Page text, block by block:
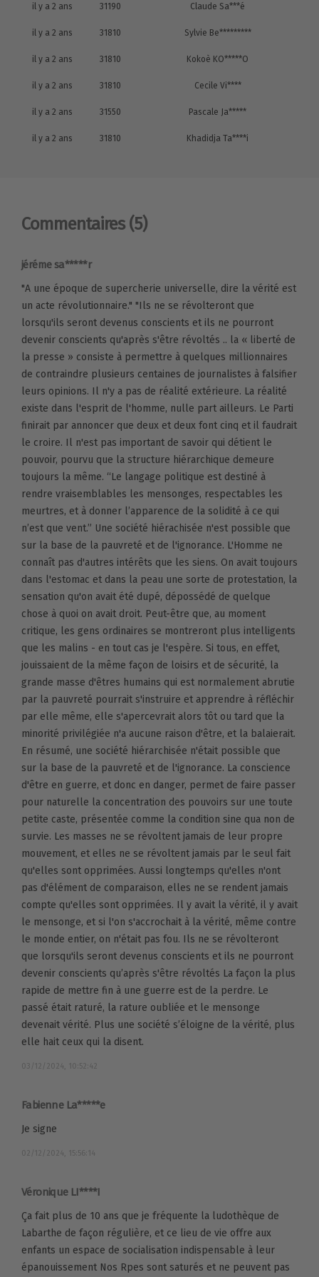
il y a 2 ans 31190 Claude Sa***é
il y a 2 ans 31810 Sylvie Be*********
il y a 2 ans 31810 Kokoè KO*****O
il y a 2 ans 31810 Cecile Vi****
il y a 2 ans 31550 Pascale Ja*****
il y a 2 ans 31810 Khadidja Ta****i
Commentaires (5)
jéréme sa*****r
"A une époque de supercherie universelle, dire la vérité est
un acte révolutionnaire." "Ils ne se révolteront que
lorsqu'ils seront devenus conscients et ils ne pourront
devenir conscients qu'après s'être révoltés .. la « liberté de
la presse » consiste à permettre à quelques millionnaires
de contraindre plusieurs centaines de journalistes à falsifier
leurs opinions. Il n'y a pas de réalité extérieure. La réalité
existe dans l'esprit de l'homme, nulle part ailleurs. Le Parti
finirait par annoncer que deux et deux font cinq et il faudrait
le croire. Il n'est pas important de savoir qui détient le
pouvoir, pourvu que la structure hiérarchique demeure
toujours la même. “Le langage politique est destiné à
rendre vraisemblables les mensonges, respectables les
meurtres, et à donner l’apparence de la solidité à ce qui
n’est que vent.” Une société hiérachisée n'est possible que
sur la base de la pauvreté et de l'ignorance. L'Homme ne
connaît pas d'autres intérêts que les siens. On avait toujours
dans l'estomac et dans la peau une sorte de protestation, la
sensation qu'on avait été dupé, dépossédé de quelque
chose à quoi on avait droit. Peut-être que, au moment
critique, les gens ordinaires se montreront plus intelligents
que les malins - en tout cas je l'espère. Si tous, en effet,
jouissaient de la même façon de loisirs et de sécurité, la
grande masse d'êtres humains qui est normalement abrutie
par la pauvreté pourrait s'instruire et apprendre à réfléchir
par elle même, elle s'apercevrait alors tôt ou tard que la
minorité privilégiée n'a aucune raison d'être, et la balaierait.
En résumé, une société hiérarchisée n'était possible que
sur la base de la pauvreté et de l'ignorance. La conscience
d'être en guerre, et donc en danger, permet de faire passer
pour naturelle la concentration des pouvoirs sur une toute
petite caste, présentée comme la condition sine qua non de
survie. Les masses ne se révoltent jamais de leur propre
mouvement, et elles ne se révoltent jamais par le seul fait
qu'elles sont opprimées. Aussi longtemps qu'elles n'ont
pas d'élément de comparaison, elles ne se rendent jamais
compte qu'elles sont opprimées. Il y avait la vérité, il y avait
le mensonge, et si l'on s'accrochait à la vérité, même contre
le monde entier, on n'était pas fou. Ils ne se révolteront
que lorsqu'ils seront devenus conscients et ils ne pourront
devenir conscients qu’après s'être révoltés La façon la plus
rapide de mettre fin à une guerre est de la perdre. Le
passé était raturé, la rature oubliée et le mensonge
devenait vérité. Plus une société s’éloigne de la vérité, plus
elle hait ceux qui la disent.
03/12/2024, 10:52:42
Fabienne La*****e
Je signe
02/12/2024, 15:56:14
Véronique LI****I
Ça fait plus de 10 ans que je fréquente la ludothèque de
Labarthe de façon régulière, et ce lieu de vie offre aux
enfants un espace de socialisation indispensable à leur
épanouissement Nos Rpes sont saturés et ne peuvent pas